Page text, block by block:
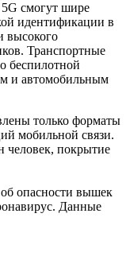
смогут шире
идентификации в
высокого
Транспортные
беспилотной
и автомобильным
только форматы
мобильной связи.
человек, покрытие
опасности вышек
Данные